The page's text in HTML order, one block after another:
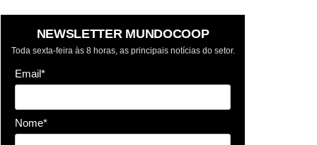
NEWSLETTER MUNDOCOOP
Toda sexta-feira às 8 horas, as principais notícias do setor.
Email*
Nome*